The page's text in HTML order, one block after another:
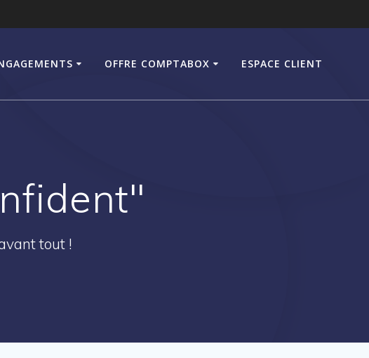
OFFRE COMPTABOX ESPACE CLIENT
tout !